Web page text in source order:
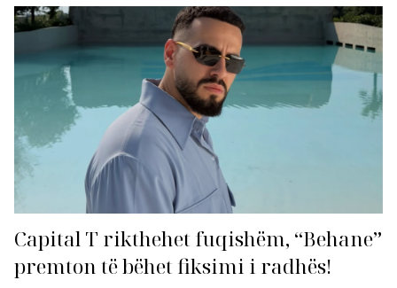
Capital T rikthehet fuqishëm, “Behane”
premton të bëhet fiksimi i radhës!